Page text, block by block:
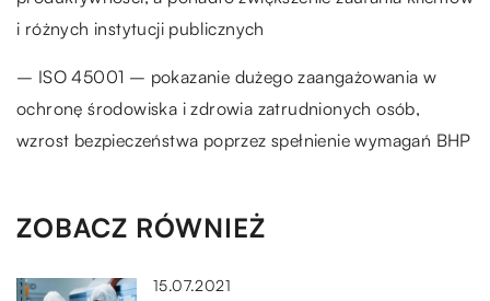
i różnych instytucji publicznych
– ISO 45001 – pokazanie dużego zaangażowania w
ochronę środowiska i zdrowia zatrudnionych osób,
wzrost bezpieczeństwa poprzez spełnienie wymagań BHP
ZOBACZ RÓWNIEŻ
15.07.2021